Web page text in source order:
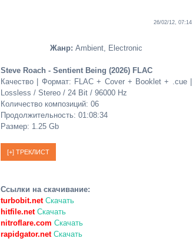
26/02/12, 07:14
Жанр: Ambient, Electronic
Steve Roach - Sentient Being (2026) FLAC
Качество | Формат: FLAC + Cover + Booklet + .cue |
Lossless / Stereo / 24 Bit / 96000 Hz
Количество композиций: 06
Продолжительность: 01:08:34
Размер: 1.25 Gb
Ссылки на скачивание:
turbobit.netСкачать
hitfile.netСкачать
nitroflare.com Скачать
rapidgator.netСкачать